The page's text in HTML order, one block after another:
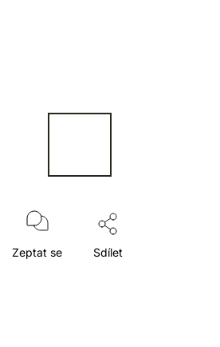
Zeptat se Sdílet